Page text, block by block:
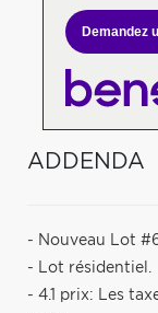
Demandez
ADDENDA
- Nouveau Lot
- Lot résidentiel.
- 4.1 prix: Les